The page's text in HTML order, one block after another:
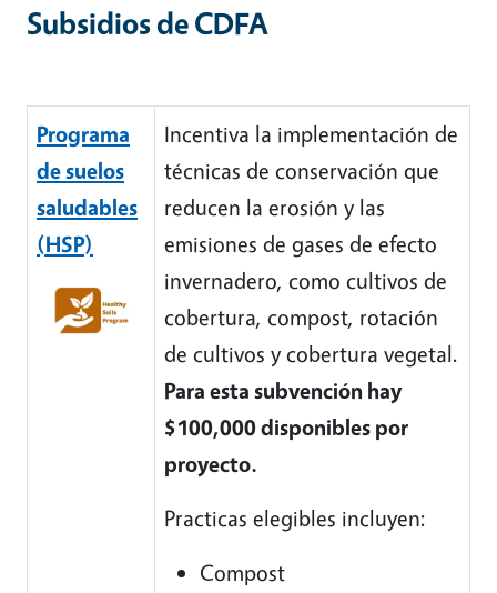
Subsidios de CDFA
Programa
de suelos
saludables
(HSP)
Incentiva la implementación de
técnicas de conservación que
reducen la erosión y las
emisiones de gases de efecto
invernadero, como cultivos de
cobertura, compost, rotación
de cultivos y cobertura vegetal.
Para esta subvención hay
$100,000 disponibles por
proyecto.
Practicas elegibles incluyen:
Compost